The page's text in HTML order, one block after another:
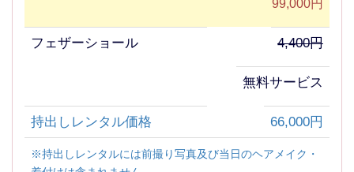
99,000円
フェザーショール 4,400円
無料サービス
持出しレンタル価格 66,000円
※持出しレンタルには前撮り写真及び当日のヘアメイク・